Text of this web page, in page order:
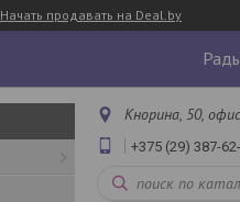
Начать продавать на Deal.by
Кнорина, 50,
+375 (29) 387-